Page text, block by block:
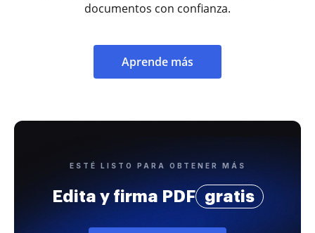
documentos con confianza.
Aprende más
ESTÉ LISTO PARA OBTENER MÁS
Edita y firma PDF gratis